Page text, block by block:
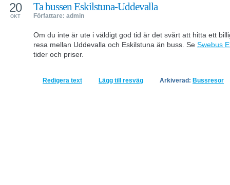
Ta bussen Eskilstuna-Uddevalla
Författare: admin
20
OKT
Om du inte är ute i väldigt god tid är det svårt att hitta ett
resa mellan Uddevalla och Eskilstuna än buss. Se Swebus
tider och priser.
Redigera text Lägg till resväg Arkiverad: Bussresor